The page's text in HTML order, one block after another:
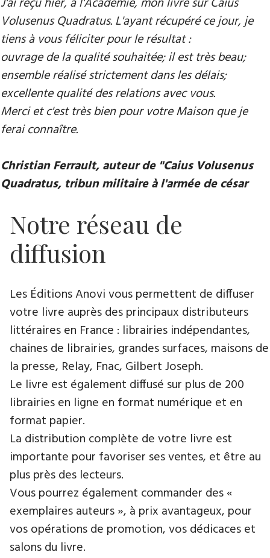
Volusenus Quadratus. L'ayant récupéré ce jour, je
tiens à vous féliciter pour le résultat :
ouvrage de la qualité souhaitée; il est très beau;
ensemble réalisé strictement dans les délais;
excellente qualité des relations avec vous.
Merci et c'est très bien pour votre Maison que je
ferai connaître.
Christian Ferrault, auteur de "Caius Volusenus
Quadratus, tribun militaire à l'armée de césar
Notre réseau de
diffusion
Les Éditions Anovi vous permettent de diffuser
votre livre auprès des principaux distributeurs
littéraires en France : librairies indépendantes,
chaines de librairies, grandes surfaces, maisons de
la presse, Relay, Fnac, Gilbert Joseph.
Le livre est également diffusé sur plus de 200
librairies en ligne en format numérique et en
format papier.
La distribution complète de votre livre est
importante pour favoriser ses ventes, et être au
plus près des lecteurs.
Vous pourrez également commander des «
exemplaires auteurs », à prix avantageux, pour
vos opérations de promotion, vos dédicaces et
salons du livre.